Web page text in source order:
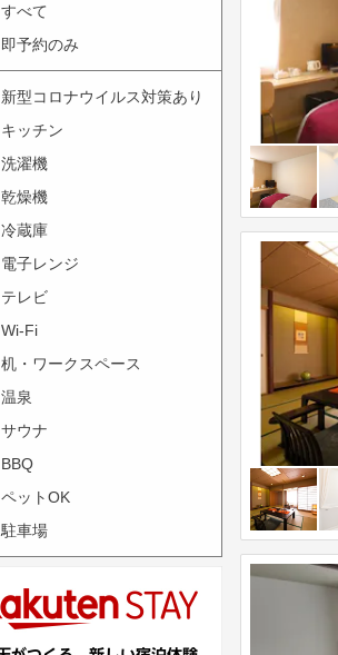
すべて
即予約のみ
新型コロナウイルス対策あり
キッチン
洗濯機
乾燥機
冷蔵庫
電子レンジ
テレビ
Wi-Fi
机・ワークスペース
温泉
サウナ
BBQ
ペットOK
駐車場